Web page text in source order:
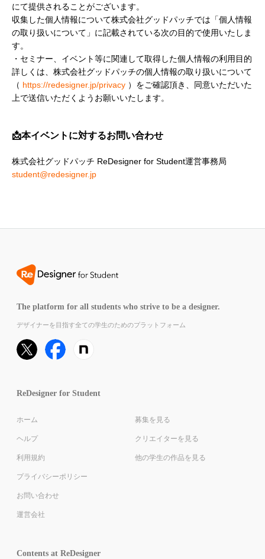
にて提供されることがございます。
収集した個人情報について株式会社グッドパッチでは「個人情報
の取り扱いについて」に記載されている次の目的で使用いたしま
す。
・セミナー、イベント等に関連して取得した個人情報の利用目的
詳しくは、株式会社グッドパッチの個人情報の取り扱いについて
（ https://redesigner.jp/privacy ）をご確認頂き、同意いただいた
上で送信いただくようお願いいたします。
📩本イベントに対するお問い合わせ
student@redesigner.jp
The platform for all students who strive to be a designer.
デザイナーを目指す全ての学生のためのプラットフォーム
ReDesigner for Student
ホーム
ヘルプ
利用規約
プライバシーポリシー
お問い合わせ
運営会社
募集を見る
クリエイターを見る
他の学生の作品を見る
Contents at ReDesigner